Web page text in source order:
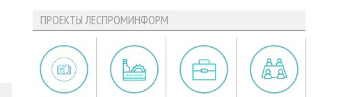
ПРОЕКТЫ ЛЕСПРОМИНФОРМ